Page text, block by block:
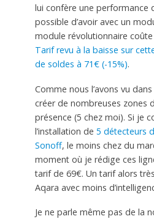
lui confère une performance
possible d’avoir avec un
module révolutionnaire
Tarif revu à la baisse sur
de soldes à 71€ (-15%).
Comme nous l’avons vu
créer de nombreuses zones
présence (5 chez moi). Si je
l’installation de 5 détecteurs
Sonoff, le moins chez du
moment où je rédige ces
tarif de 69€. Un tarif alors
Aqara avec moins
Je ne parle même pas de la